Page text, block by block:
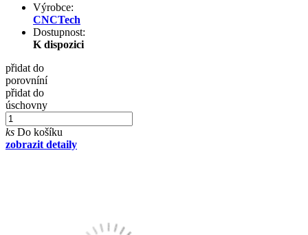
Výrobce:
CNCTech
Dostupnost:
K dispozici
přidat do
porovníní
přidat do
úschovny
ks Do košíku
zobrazit detaily